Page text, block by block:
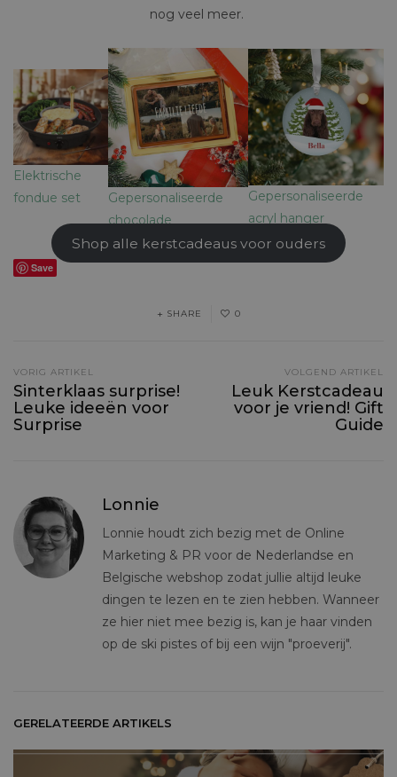
nog veel meer.
Elektrische
fondue set
Gepersonaliseerde
chocolade
Gepersonaliseerde
acryl hanger
Shop alle kerstcadeaus voor ouders
Save
SHARE 0
VORIG ARTIKEL
Sinterklaas surprise!
Leuke ideeën voor
Surprise
VOLGEND ARTIKEL
Leuk Kerstcadeau
voor je vriend! Gift
Guide
Lonnie
Lonnie houdt zich bezig met de Online
Marketing & PR voor de Nederlandse en
Belgische webshop zodat jullie altijd leuke
dingen te lezen en te zien hebben. Wanneer
ze hier niet mee bezig is, kan je haar vinden
op de ski pistes of bij een wijn "proeverij".
GERELATEERDE ARTIKELS